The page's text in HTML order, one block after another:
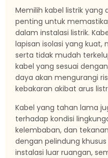
Memilih kabel listrik
penting untuk
dalam instalasi listrik.
lapisan isolasi yang
serta tidak mudah
kabel yang sesuai
daya akan mengurangi
kebakaran akibat arus
Kabel yang tahan lama
terhadap kondisi
kelembaban, dan
dengan pelindung
instalasi luar ruangan,